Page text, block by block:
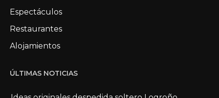
Espectáculos
Restaurantes
Alojamientos
ÚLTIMAS NOTICIAS